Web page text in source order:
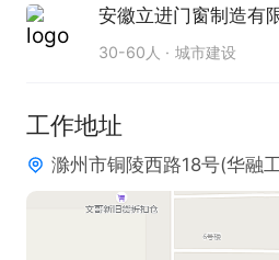
安徽立进门窗制造有
30-60人 城市建设
工作地址
滁州市铜陵西路18号(华融